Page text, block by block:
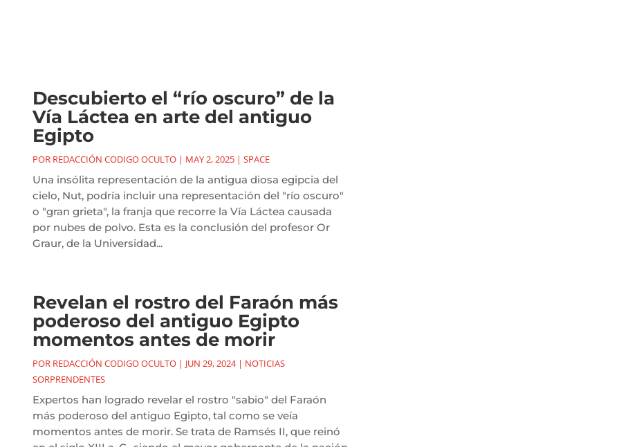
Descubierto el “río oscuro” de la
Vía Láctea en arte del antiguo
Egipto
POR REDACCIÓN CODIGO OCULTO| MAY 2, 2025| SPACE
Una insólita representación de la antigua diosa egipcia del
cielo, Nut, podría incluir una representación del "río oscuro"
o "gran grieta", la franja que recorre la Vía Láctea causada
por nubes de polvo. Esta es la conclusión del profesor Or
Graur, de la Universidad...
Revelan el rostro del Faraón más
poderoso del antiguo Egipto
momentos antes de morir
POR REDACCIÓN CODIGO OCULTO| JUN 29, 2024| NOTICIAS
SORPRENDENTES
Expertos han logrado revelar el rostro "sabio" del Faraón
más poderoso del antiguo Egipto, tal como se veía
momentos antes de morir. Se trata de Ramsés II, que reinó